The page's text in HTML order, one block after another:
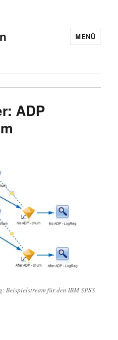
MENÜ
ADP
Beispielstream für den IBM SPSS